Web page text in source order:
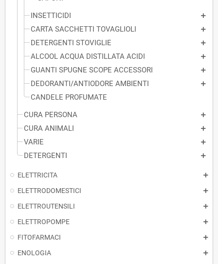
INSETTICIDI
CARTA SACCHETTI TOVAGLIOLI
DETERGENTI STOVIGLIE
ALCOOL ACQUA DISTILLATA ACIDI
GUANTI SPUGNE SCOPE ACCESSORI
DEDORANTI/ANTIODORE AMBIENTI
CANDELE PROFUMATE
CURA PERSONA
CURA ANIMALI
VARIE
DETERGENTI
ELETTRICITA
ELETTRODOMESTICI
ELETTROUTENSILI
ELETTROPOMPE
FITOFARMACI
ENOLOGIA